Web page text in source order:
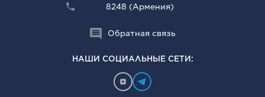
8248 (Армения)
Обратная связь
НАШИ СОЦИАЛЬНЫЕ СЕТИ: